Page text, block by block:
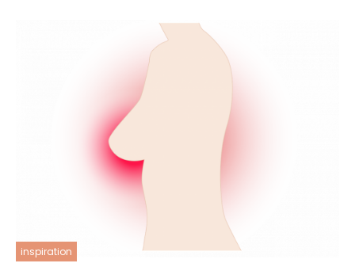
inspiration